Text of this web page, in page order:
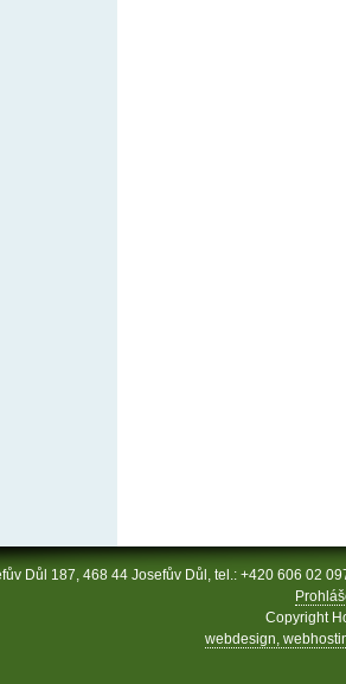
Důl 187, 468 44 Josefův Důl, tel.: +420 606 02
Copyright
webdesign,